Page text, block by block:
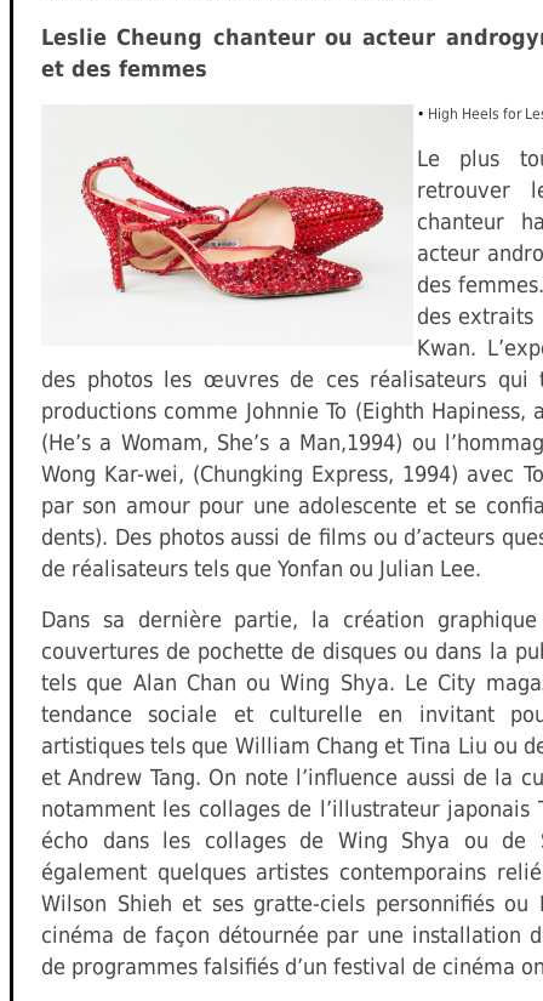
Leslie Cheung chanteur ou acteur
et des femmes
• High Heels for
Le plus
retrouver
chanteur
acteur
des
des extraits
Kwan.
des photos les œuvres de ces réalisateurs qui
productions comme Johnnie To (Eighth Hapiness,
(He’s a Womam, She’s a Man,1994) ou
Wong Kar-wei, (Chungking Express, 1994) avec
par son amour pour une adolescente et se
dents). Des photos aussi de films ou d’acteurs
de réalisateurs tels que Yonfan ou Julian Lee.
Dans sa dernière partie, la création
couvertures de pochette de disques ou dans la
tels que Alan Chan ou Wing Shya. Le City
tendance sociale et culturelle en invitant
artistiques tels que William Chang et Tina Liu ou
et Andrew Tang. On note l’influence aussi de la
notamment les collages de l’illustrateur
écho dans les collages de Wing Shya ou de
également quelques artistes contemporains
Wilson Shieh et ses gratte-ciels personnifiés
cinéma de façon détournée par une installation
de programmes falsifiés d’un festival de cinéma